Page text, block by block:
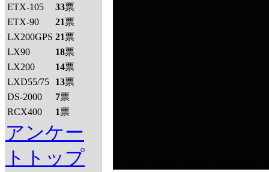
ETX-105
33票
ETX-90
21票
LX200GPS 21票
LX90
18票
LX200
14票
LXD55/75
13票
DS-2000
7票
RCX400
1票
アンケー
トトップ